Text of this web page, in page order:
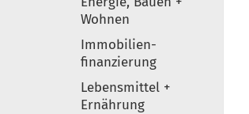
Elemente
Wohnen
Immobilien-
finanzierung
Lebensmittel +
Ernährung